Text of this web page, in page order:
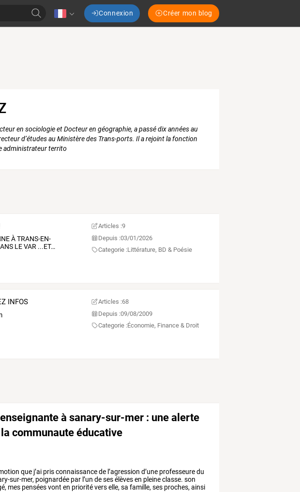
Connexion Créer mon blog
en sociologie et Docteur en géographie, a passé dix années au
d’études au Ministère des Trans-ports. Il a rejoint la fonction
administrateur territo
ÀTRANS-EN-
LEVAR...ET…
Articles :9
Depuis :03/01/2026
Categorie :Littérature, BD & Poésie
INFOS Articles :68
Depuis :09/08/2009
Categorie :Économie, Finance & Droit
à sanary-sur-mer : une alerte
communaute éducative
que j’ai prisconnaissancede l’agression d’une professeuredu
sur-mer, poignardée par l’un desesélèvesen pleineclasse. son
mes penséesvont en prioritéverselle,sa famille,ses proches,ainsi